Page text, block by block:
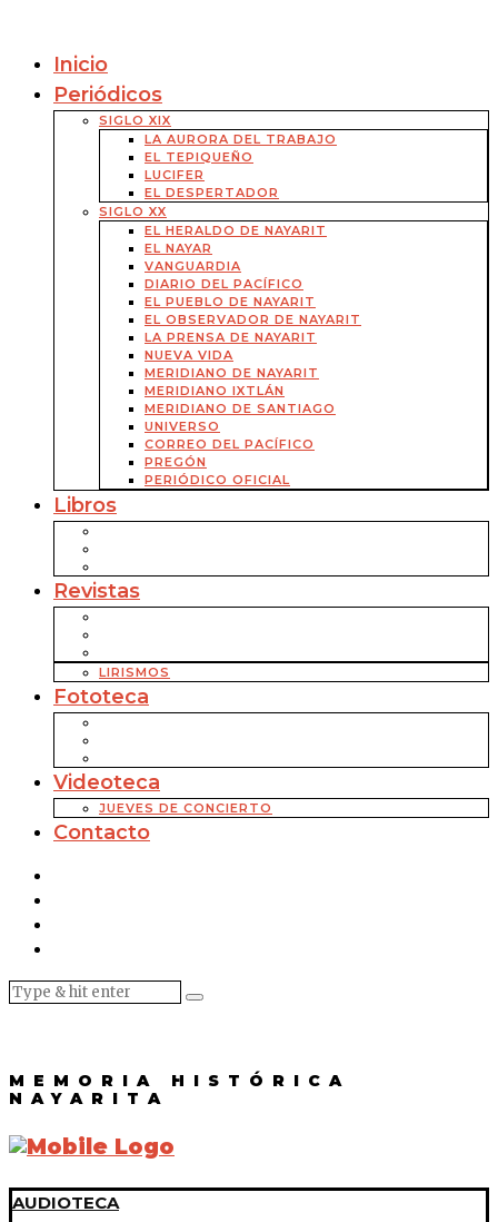
Inicio
Periódicos
SIGLO XIX
LA AURORA DEL TRABAJO
EL TEPIQUEÑO
LUCIFER
EL DESPERTADOR
SIGLO XX
EL HERALDO DE NAYARIT
EL NAYAR
VANGUARDIA
DIARIO DEL PACÍFICO
EL PUEBLO DE NAYARIT
EL OBSERVADOR DE NAYARIT
LA PRENSA DE NAYARIT
NUEVA VIDA
MERIDIANO DE NAYARIT
MERIDIANO IXTLÁN
MERIDIANO DE SANTIAGO
UNIVERSO
CORREO DEL PACÍFICO
PREGÓN
PERIÓDICO OFICIAL
Libros
Revistas
LIRISMOS
Fototeca
Videoteca
JUEVES DE CONCIERTO
Contacto
MEMORIA HISTÓRICA
NAYARITA
AUDIOTECA